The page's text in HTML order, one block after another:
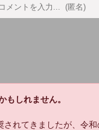
10:リング
これってエロバレ
13: うーーーーん４はな
わかんないけど
もしれません。
れてきましたが、令